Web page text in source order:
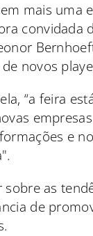
mais uma
convidada
novos
“a feira
e
sobre as
de